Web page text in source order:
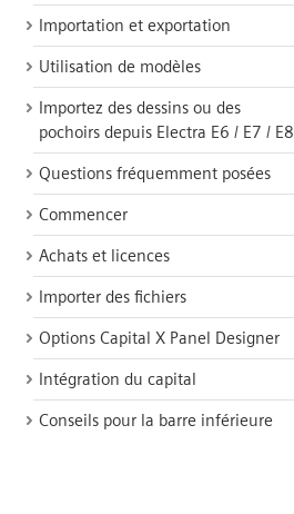
Importation et exportation
Utilisation de modèles
Importez des dessins ou des
pochoirs depuis Electra E6 / E7 / E8
Questions fréquemment posées
Commencer
Achats et licences
Importer des fichiers
Options Capital X Panel Designer
Intégration du capital
Conseils pour la barre inférieure